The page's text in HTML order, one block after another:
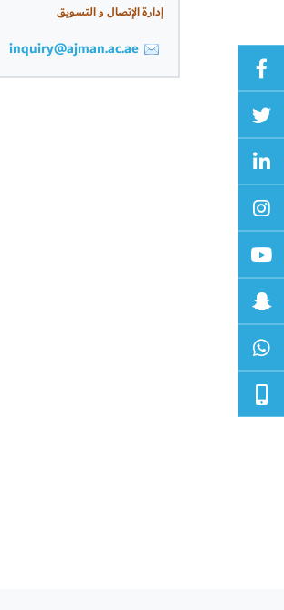
إدارة الإتصال و التسويق
inquiry@ajman.ac.ae